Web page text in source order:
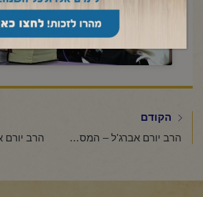
enable this content
הקודם
הרב יורם אברג'ל – המסר היומי – מה כדאי לשמוע? – כ' תמוז תשפ"ו